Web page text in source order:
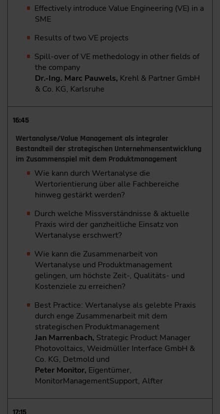
Effectively introduce Value Engineering (VE) in a
SME
Results of two VE projects
Spill-over of VE methedology in other fields of
the company
Dr.-Ing. Marc Pauwels, Krehl & Partner GmbH
& Co. KG, Karlsruhe
16:45
Wertanalyse/Value Management als integraler
Bestandteil der strategischen Unternehmensentwicklung
im Zusammenspiel mit dem Produktmanagement
Wie kann durch Wertanalyse die
Wertorientierung über alle Fachbereiche
hinweg gestärkt werden?
Durch welche Missverständnisse & aktuelle
Praxis wird der ganzheitliche Einsatz von
Wertanalyse erschwert?
Wie kann die Zusammenarbeit von
Wertanalyse und Produktmanagement
gelingen, um höchste Zeit-, Qualitäts- und
Kostenziele zu erreichen?
Best Practice: Wertanalyse als gelebte Praxis
durch enge Zusammenarbeit mit dem
strategischen Produktmanagement
Jan Marrenbach, Strategic Product Manager
Photovoltaics, Weidmüller Interface GmbH &
Co. KG, Detmold und
Peter Monitor, Eigentümer,
MonitorManagementSupport, Alfter